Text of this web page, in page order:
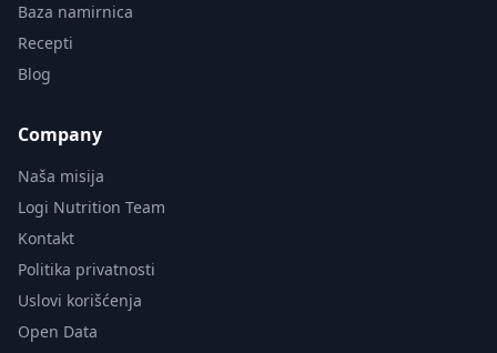
Baza namirnica
Recepti
Blog
Company
Naša misija
Logi Nutrition Team
Kontakt
Politika privatnosti
Uslovi korišćenja
Open Data